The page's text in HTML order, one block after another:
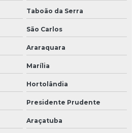
Taboão da Serra
São Carlos
Araraquara
Marília
Hortolândia
Presidente Prudente
Araçatuba